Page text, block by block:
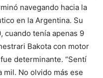
navegando hacia la
en la Argentina. Su
cuando tenía apenas 9
Bakota con motor
determinante. “Sentí
mil. No olvido más ese